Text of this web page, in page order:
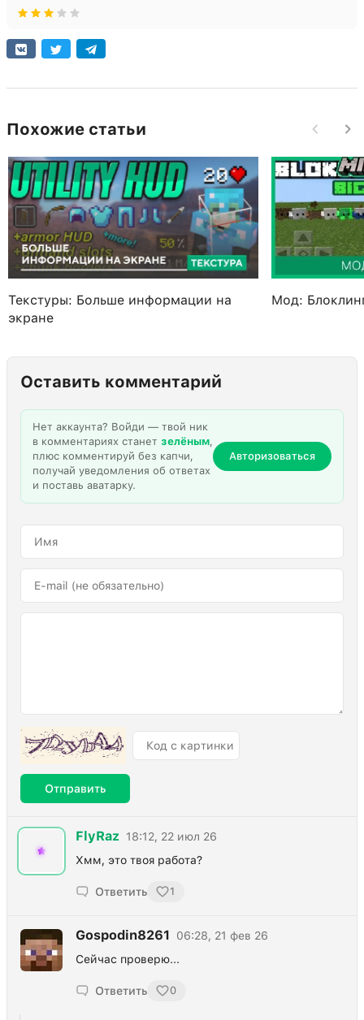
Похожие статьи
Текстуры: Больше информации на
экране
Мод:
Оставить комментарий
Нет аккаунта? Войди — твой ник
в комментариях станет зелёным,
плюс комментируй без капчи,
получай уведомления об ответах
и поставь аватарку.
Авторизоваться
Отправить
FlyRaz 18:12, 22 июл 26
Хмм, это твоя работа?
Ответить 1
Gospodin8261
06:28, 21 фев 26
Сейчас проверю...
Ответить 0